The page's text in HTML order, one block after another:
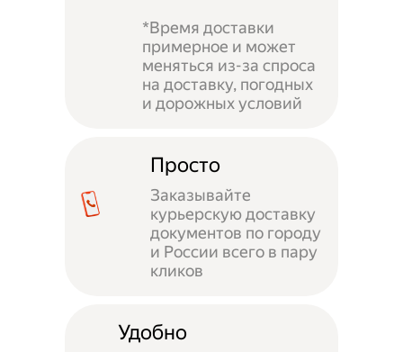
*Время доставки
примерное и может
меняться из-за спроса
на доставку, погодных
и дорожных условий
Просто
Заказывайте
курьерскую доставку
документов по городу
и России всего в пару
кликов
Удобно